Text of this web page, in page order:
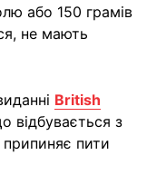
або 150 грамів
не мають
British
відбувається з
пити